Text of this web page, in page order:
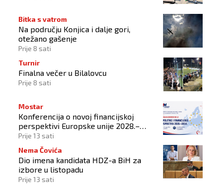
Bitka s vatrom
Na području Konjica i dalje gori,
otežano gašenje
Prije 8 sati
Turnir
Finalna večer u Bilalovcu
Prije 8 sati
Mostar
Konferencija o novoj financijskoj
perspektivi Europske unije 2028.–
2034.
Prije 13 sati
Nema Čovića
Dio imena kandidata HDZ-a BiH za
izbore u listopadu
Prije 13 sati